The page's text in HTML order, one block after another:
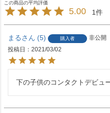
5.00 1
まる 5 購入者
非公開
投稿日
2021/03/02
下の子供のコンタクトデビュ